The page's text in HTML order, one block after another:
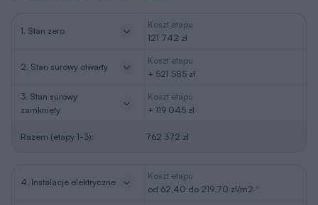
1. Stan zero
Koszt etapu
121 742 zł
2. Stan surowy otwarty
Koszt etapu
+ 521 585 zł
3. Stan surowy
zamknięty
Koszt etapu
+ 119 045 zł
Razem (etapy 1-3): 762 372 zł
4. Instalacje elektryczne
Koszt etapu
od 62,40 do 219,70 zł/m2 *